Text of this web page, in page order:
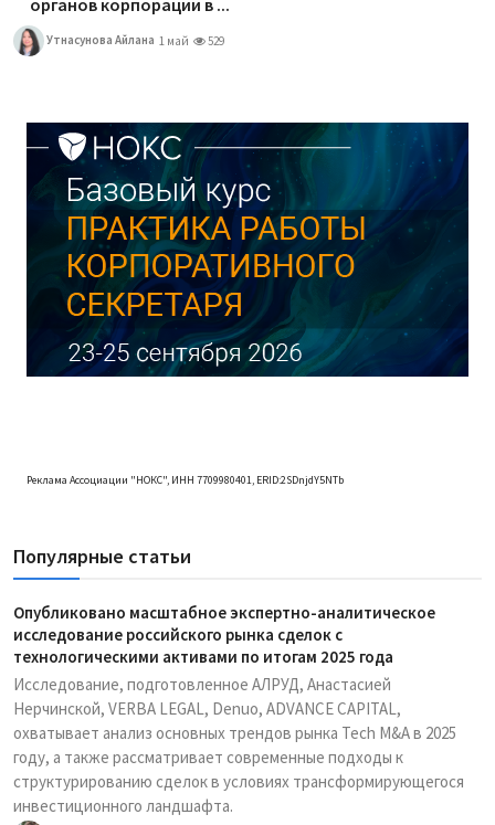
Утнасунова Айлана 1 май 529
Реклама Ассоциации "НОКС", ИНН 7709980401, ERID:2SDnjdY5NTb
Популярные статьи
Опубликовано масштабное экспертно-аналитическое
исследование российского рынка сделок с
технологическими активами по итогам 2025 года
Исследование, подготовленное АЛРУД, Анастасией
Нерчинской, VERBA LEGAL, Denuo, ADVANCE CAPITAL,
охватывает анализ основных трендов рынка Tech M&A в 2025
году, а также рассматривает современные подходы к
структурированию сделок в условиях трансформирующегося
инвестиционного ландшафта.